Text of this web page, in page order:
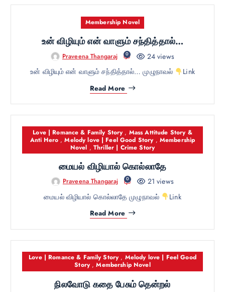
Membership Novel
உன் விழியும் என் வாளும் சந்தித்தால்…
Praveena Thangaraj 0
24 views
உன் விழியும் என் வாளும் சந்தித்தால்… முழுநாவல்
Link
Read More
Love | Romance & Family Story, Mass Attitude Story &
Anti Hero,Melody love | Feel Good Story, Membership
Novel ,Thriller | Crime Story
மையல் விழியால் கொல்லாதே
Praveena Thangaraj 0
21 views
மையல் விழியால் கொல்லாதே முழுநாவல்
Link
Read More
Love | Romance & Family Story, Melody love | Feel Good
Story,Membership Novel
நிலவோடு கதை பேசும் தென்றல்